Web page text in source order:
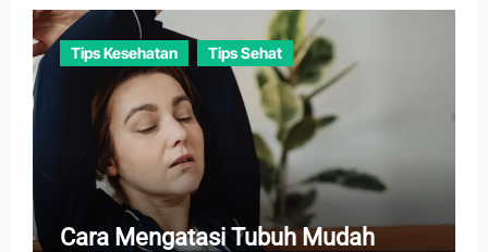
Tips Kesehatan Tips Sehat
Cara Mengatasi Tubuh Mudah